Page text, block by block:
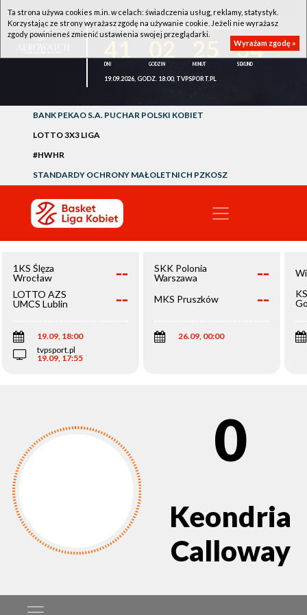
1KS ŚLĘZA WROCŁAW - LOTTO AZS UMCS LUBLIN
34
19.09.2026, GODZ. 18:00, TVPSPORT.PL
BANK PEKAO S.A. PUCHAR POLSKI KOBIET
LOTTO 3X3 LIGA
#HWHR
STANDARDY OCHRONY MAŁOLETNICH PZKOSZ
1KS Ślęza
Wrocław
--
LOTTO AZS
UMCS Lublin
--
19.09, 18:00
tvpsport.pl
19.09, 17:55
SKK Polonia
Warszawa
--
MKS Pruszków --
26.09, 00:00
0
Keondria
Calloway
Ta strona używa cookies m.in. w celach: świadczenia usług, reklamy, statystyk.
Korzystając ze strony wyrażasz zgodę na używanie cookie. Jeżeli nie wyrażasz
zgody powinieneś zmienić ustawienia swojej przeglądarki.
Wyrażam zgodę »